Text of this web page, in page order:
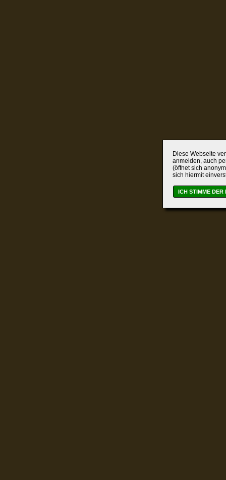
Diese Webseite
anmelden, auch
(öffnet sich
sich hiermit